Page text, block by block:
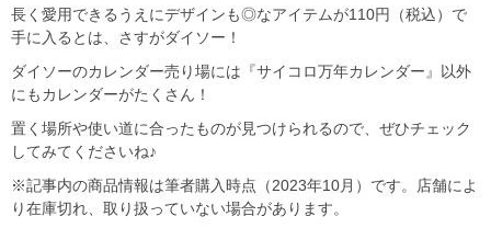
長く愛用できるうえにデザインも◎なアイテムが110円（税込）で
手に入るとは、さすがダイソー！
ダイソーのカレンダー売り場には『サイコロ万年カレンダー』以外
にもカレンダーがたくさん！
置く場所や使い道に合ったものが見つけられるので、ぜひチェック
してみてくださいね♪
※記事内の商品情報は筆者購入時点（2023年10月）です。店舗によ
り在庫切れ、取り扱っていない場合があります。